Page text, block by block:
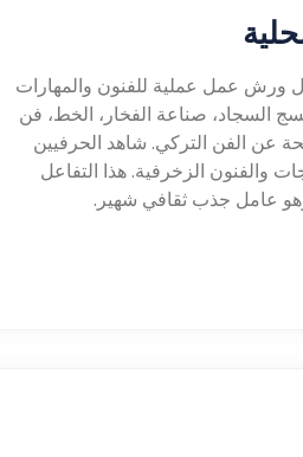
ورش عمل عملية للفنون والمهارات
السجاد، صناعة الفخار، الخط، فن
عن الفن التركي. شاهد الحرفيين
والفنون الزخرفية. هذا التفاعل
وهو عامل جذب ثقافي شهير.